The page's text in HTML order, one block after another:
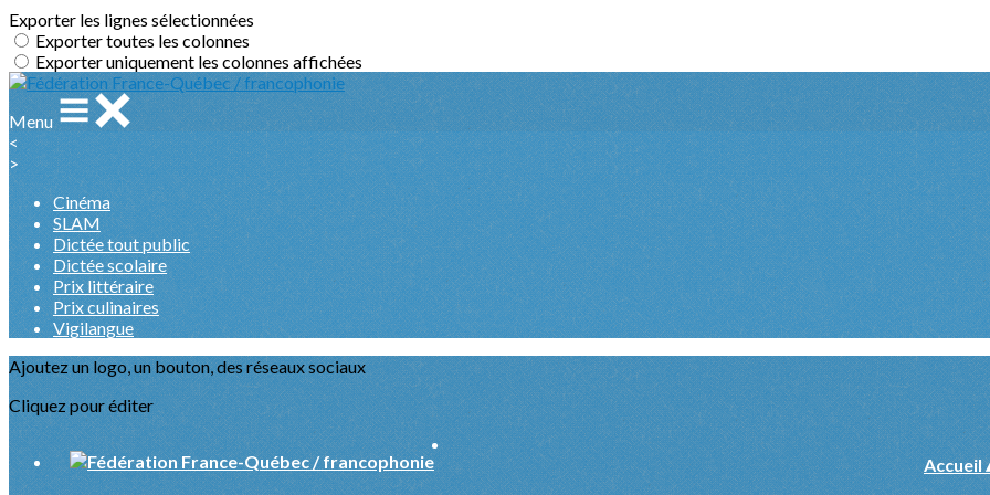
Exporter les lignes sélectionnées
Exporter toutes les colonnes
Exporter uniquement les colonnes affichées
Menu
<
>
Cinéma
SLAM
Dictée tout public
Dictée scolaire
Prix littéraire
Prix culinaires
Vigilangue
Ajoutez un logo, un bouton, des réseaux sociaux
Cliquez pour éditer
Accueil